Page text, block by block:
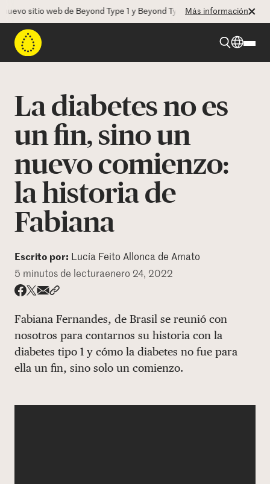
sitio web de Beyond Type 1 y Beyond Type 2! La CEO Deborah
Más información
Recursos
Programas
La diabetes no es
un fin, sino un
nuevo comienzo:
la historia de
Fabiana
Escrito por: Lucía Feito Allonca de Amato
5 minutos de lecturaenero 24, 2022
Fabiana Fernandes, de Brasil se reunió con
nosotros para contarnos su historia con la
diabetes tipo 1 y cómo la diabetes no fue para
ella un fin, sino solo un comienzo.